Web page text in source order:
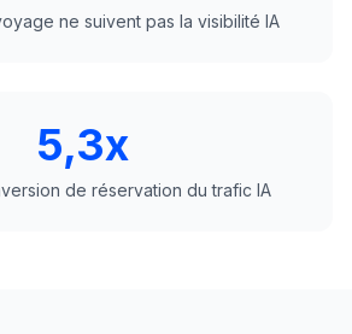
ne suivent pas la visibilité IA
5,3x
de réservation du trafic IA